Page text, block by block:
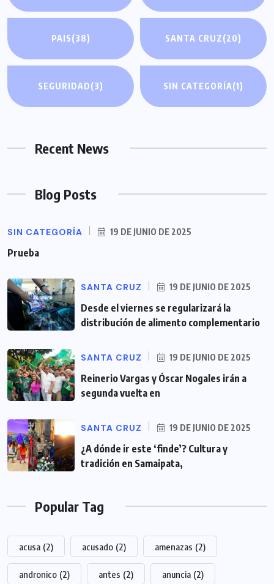
PAIS(38) SANTA CRUZ(20)
SEGURIDAD(3) SIN CATEGORÍA(1)
Recent News
Blog Posts
SIN CATEGORÍA 19 DE JUNIO DE 2025
Prueba
SANTA CRUZ 19 DE JUNIO DE 2025
Desde el viernes se regularizará la
distribución de alimento complementario
SANTA CRUZ 19 DE JUNIO DE 2025
Reinerio Vargas y Óscar Nogales irán a
segunda vuelta en
SANTA CRUZ 19 DE JUNIO DE 2025
¿A dónde ir este ‘finde’? Cultura y
tradición en Samaipata,
Popular Tag
acusa (2) acusado (2) amenazas (2)
andronico (2) antes (2) anuncia (2)